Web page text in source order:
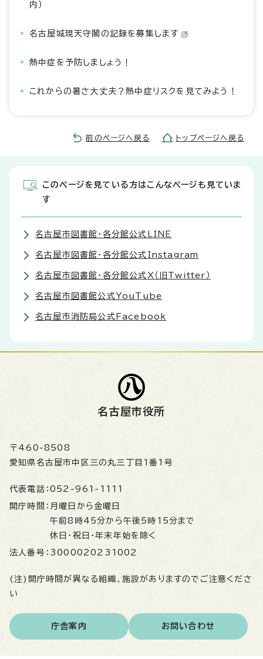
内）
名古屋城現天守閣の記録を募集します
熱中症を予防しましょう！
これからの暑さ大丈夫？熱中症リスクを見てみよう！
前のページへ戻る トップページへ戻る
このページを見ている方はこんなページも見ていま
す
名古屋市図書館・各分館公式LINE
名古屋市図書館・各分館公式Instagram
名古屋市図書館・各分館公式X（旧Twitter）
名古屋市図書館公式YouTube
名古屋市消防局公式Facebook
名古屋市役所
〒460-8508
愛知県名古屋市中区三の丸三丁目1番1号
代表電話： 052-961-1111
開庁時間： 月曜日から金曜日
午前8時45分から午後5時15分まで
休日・祝日・年末年始を除く
法人番号： 3000020231002
(注)開庁時間が異なる組織、施設がありますのでご注意くださ
い
庁舎案内 お問い合わせ